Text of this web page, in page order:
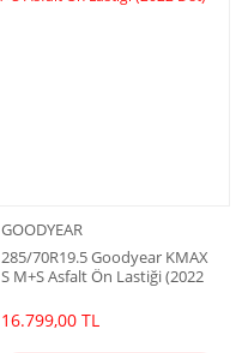
GOODYEAR
285/70R19.5 Goodyear KMAX
S M+S Asfalt Ön Lastiği (2022
16.799,00 TL